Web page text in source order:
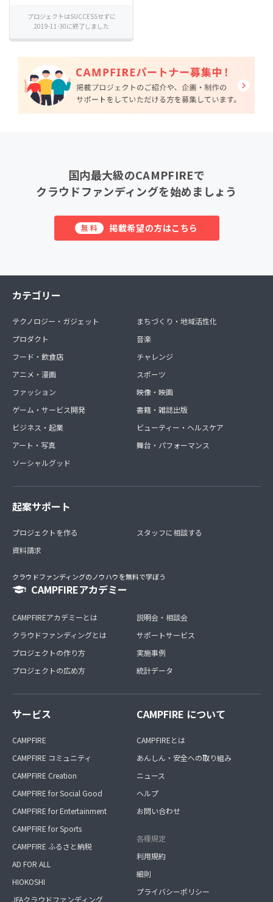
プロジェクトはSUCCESSせずに
2019-11-30に終了しました
国内最大級のCAMPFIREで
クラウドファンディングを始めましょう
無料 掲載希望の方はこちら
カテゴリー
テクノロジー・ガジェット
プロダクト
フード・飲食店
アニメ・漫画
ファッション
ゲーム・サービス開発
ビジネス・起業
アート・写真
ソーシャルグッド
まちづくり・地域活性化
音楽
チャレンジ
スポーツ
映像・映画
書籍・雑誌出版
ビューティー・ヘルスケア
舞台・パフォーマンス
起案サポート
プロジェクトを作る
資料請求
スタッフに相談する
クラウドファンディングのノウハウを無料で学ぼう
CAMPFIREアカデミー
CAMPFIREアカデミーとは
クラウドファンディングとは
プロジェクトの作り方
プロジェクトの広め方
説明会・相談会
サポートサービス
実施事例
統計データ
サービス
CAMPFIRE
CAMPFIRE コミュニティ
CAMPFIRE Creation
CAMPFIRE for Social Good
CAMPFIRE for Entertainment
CAMPFIRE for Sports
CAMPFIRE ふるさと納税
AD FOR ALL
HIOKOSHI
JFAクラウドファンディング
CAMPFIRE について
CAMPFIREとは
あんしん・安全への取り組み
ニュース
ヘルプ
お問い合わせ
各種規定
利用規約
細則
プライバシーポリシー